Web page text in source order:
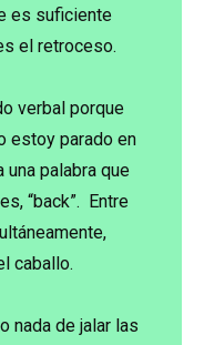
es suficiente
el retroceso.
verbal porque
estoy parado en
palabra que
“back”. Entre
caballo.
nada de jalar las